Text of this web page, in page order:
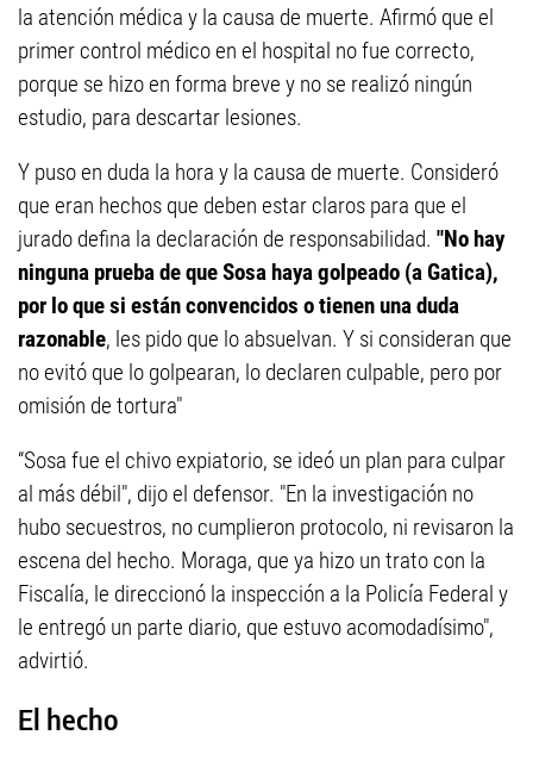
la atención médica y la causa de muerte. Afirmó que el
primer control médico en el hospital no fue correcto,
porque se hizo en forma breve y no se realizó ningún
estudio, para descartar lesiones.
Y puso en duda la hora y la causa de muerte. Consideró
que eran hechos que deben estar claros para que el
jurado defina la declaración de responsabilidad. "No hay
ninguna prueba de que Sosa haya golpeado (a Gatica),
por lo que si están convencidos o tienen una duda
razonable, les pido que lo absuelvan. Y si consideran que
no evitó que lo golpearan, lo declaren culpable, pero por
omisión de tortura"
“Sosa fue el chivo expiatorio, se ideó un plan para culpar
al más débil", dijo el defensor. "En la investigación no
hubo secuestros, no cumplieron protocolo, ni revisaron la
escena del hecho. Moraga, que ya hizo un trato con la
Fiscalía, le direccionó la inspección a la Policía Federal y
le entregó un parte diario, que estuvo acomodadísimo",
advirtió.
El hecho